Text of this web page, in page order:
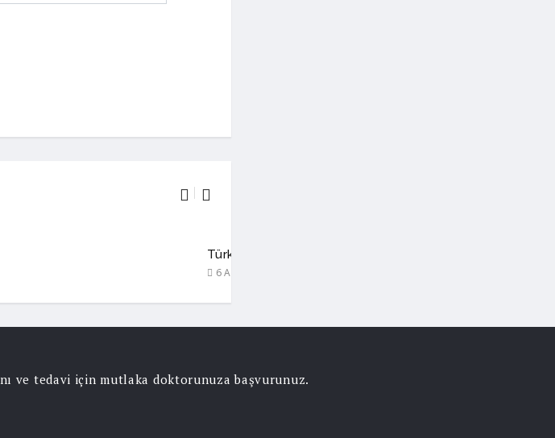
Türkiye’nin ilk MS Yaşam Merkezi, Bütüncül Bakım
6 Ağustos 2026
ve tedavi için mutlaka doktorunuza başvurunuz.